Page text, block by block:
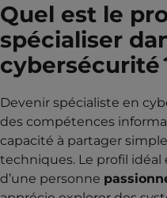
Quel est le
spécialiser
cybersécurité
Devenir spécialiste en
des compétences
capacité à partager
techniques. Le profil
d’une personne